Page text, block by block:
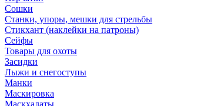
Сошки
Станки, упоры, мешки для стрельбы
Стикхант (наклейки на патроны)
Сейфы
Товары для охоты
Засидки
Лыжи и снегоступы
Манки
Маскировка
Маскхалаты